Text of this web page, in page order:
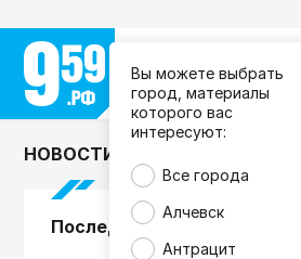
Все города
Вы можете выбрать
город, материалы
которого вас
интересуют:
Все города
Алчевск
Антрацит
НОВОСТИ
Последние новости